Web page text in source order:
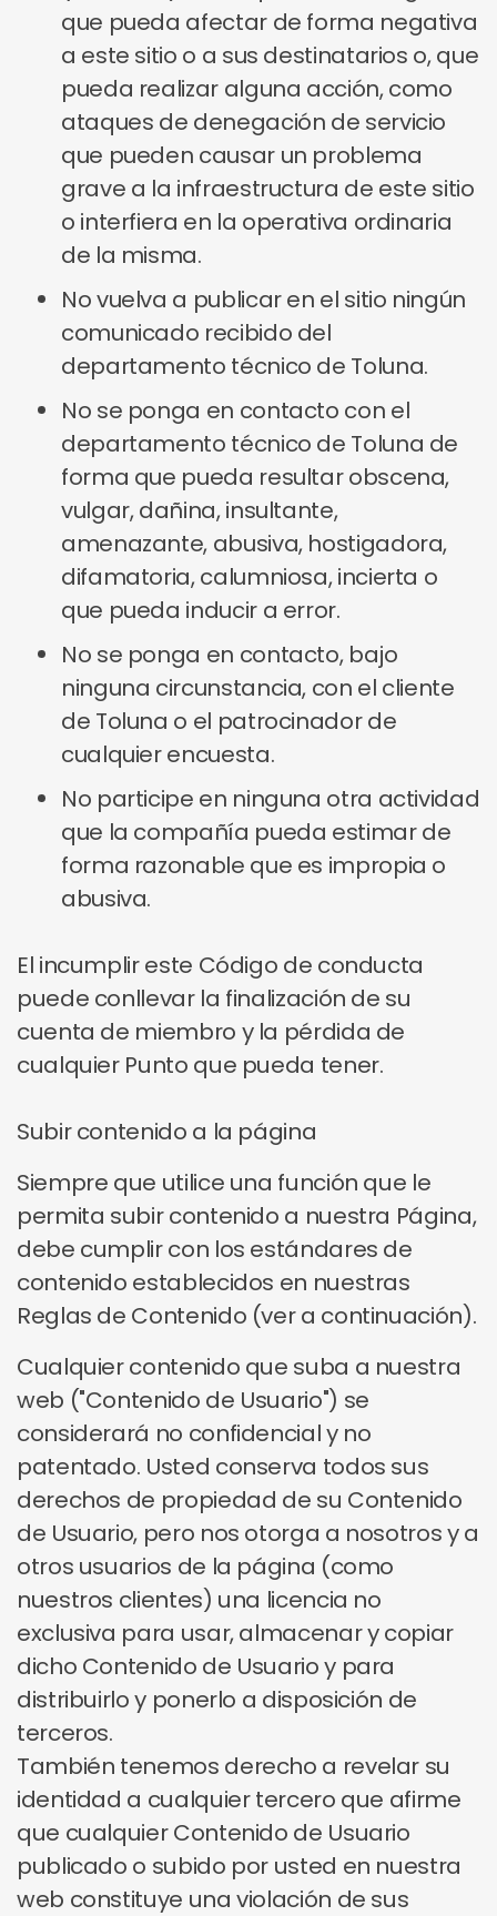
que pueda afectar de forma negativa
a este sitio o a sus destinatarios o, que
pueda realizar alguna acción, como
ataques de denegación de servicio
que pueden causar un problema
grave a la infraestructura de este sitio
o interfiera en la operativa ordinaria
de la misma.
No vuelva a publicar en el sitio ningún
comunicado recibido del
departamento técnico de Toluna.
No se ponga en contacto con el
departamento técnico de Toluna de
forma que pueda resultar obscena,
vulgar, dañina, insultante,
amenazante, abusiva, hostigadora,
difamatoria, calumniosa, incierta o
que pueda inducir a error.
No se ponga en contacto, bajo
ninguna circunstancia, con el cliente
de Toluna o el patrocinador de
cualquier encuesta.
No participe en ninguna otra actividad
que la compañía pueda estimar de
forma razonable que es impropia o
abusiva.
El incumplir este Código de conducta
puede conllevar la finalización de su
cuenta de miembro y la pérdida de
cualquier Punto que pueda tener.
Subir contenido a la página
Siempre que utilice una función que le
permita subir contenido a nuestra Página,
debe cumplir con los estándares de
contenido establecidos en nuestras
Reglas de Contenido (ver a continuación).
Cualquier contenido que suba a nuestra
web ("Contenido de Usuario") se
considerará no confidencial y no
patentado. Usted conserva todos sus
derechos de propiedad de su Contenido
de Usuario, pero nos otorga a nosotros y a
otros usuarios de la página (como
nuestros clientes) una licencia no
exclusiva para usar, almacenar y copiar
dicho Contenido de Usuario y para
distribuirlo y ponerlo a disposición de
terceros.
También tenemos derecho a revelar su
identidad a cualquier tercero que afirme
que cualquier Contenido de Usuario
publicado o subido por usted en nuestra
web constituye una violación de sus